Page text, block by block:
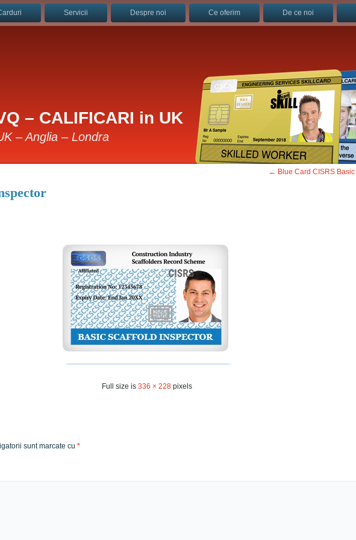
Servicii Despre noi Ce oferim De ce noi
– CALIFICARI in UK
– Anglia – Londra
← Blue Card CISRS
Full size is 336 × 228 pixels
sunt marcate cu *